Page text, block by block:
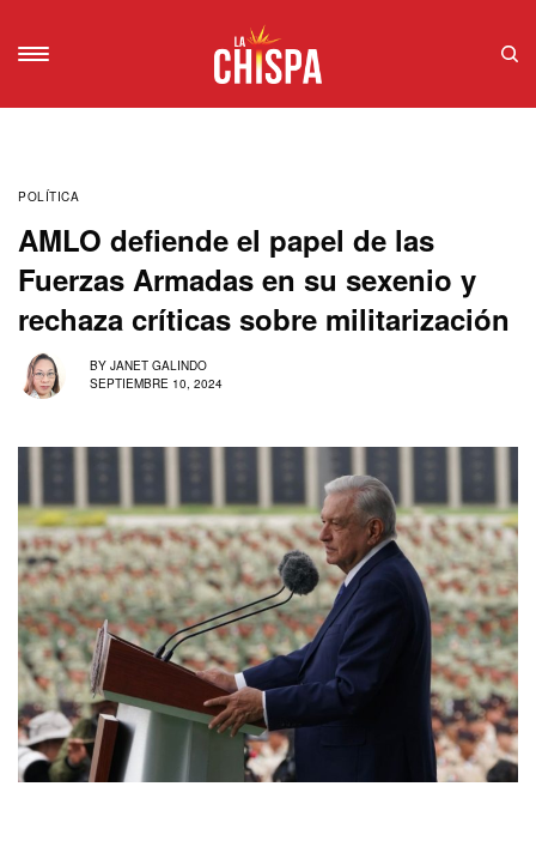
POLÍTICA
AMLO defiende el papel de las
Fuerzas Armadas en su sexenio y
rechaza críticas sobre militarización
BY JANET GALINDO
SEPTIEMBRE 10, 2024